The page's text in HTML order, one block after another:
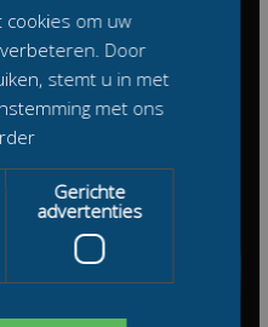
cookies om uw
Door
stemt u in met
met ons
Gerichte
advertenties